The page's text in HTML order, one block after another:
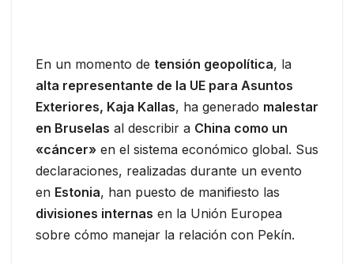
En un momento de tensión geopolítica, la
alta representante de la UE para Asuntos
Exteriores, Kaja Kallas, ha generado malestar
en Bruselas al describir a China como un
«cáncer» en el sistema económico global. Sus
declaraciones, realizadas durante un evento
en Estonia, han puesto de manifiesto las
divisiones internas en la Unión Europea
sobre cómo manejar la relación con Pekín.